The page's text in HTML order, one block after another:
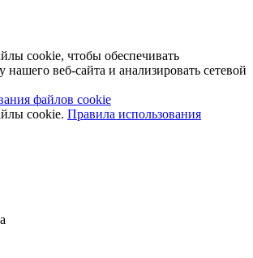
cookie, чтобы обеспечивать
нашего веб-сайта и анализировать сетевой
файлов cookie
cookie. Правила использования